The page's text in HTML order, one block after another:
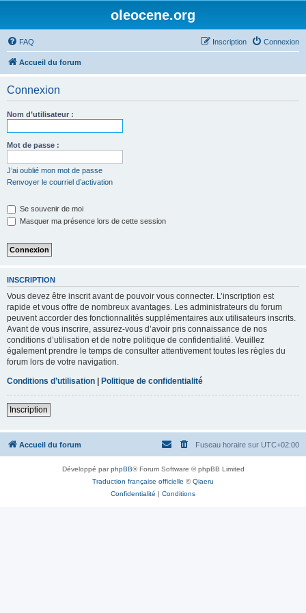
oleocene.org
FAQ Connexion
Inscription
Accueil du forum
Connexion
Nom d’utilisateur :
Mot de passe :
J’ai oublié mon mot de passe
Renvoyer le courriel d’activation
Se souvenir de moi
Masquer ma présence lors de cette session
INSCRIPTION
Vous devez être inscrit avant de pouvoir vous connecter. L’inscription est
rapide et vous offre de nombreux avantages. Les administrateurs du forum
peuvent accorder des fonctionnalités supplémentaires aux utilisateurs inscrits.
Avant de vous inscrire, assurez-vous d’avoir pris connaissance de nos
conditions d’utilisation et de notre politique de confidentialité. Veuillez
également prendre le temps de consulter attentivement toutes les règles du
forum lors de votre navigation.
Conditions d’utilisation | Politique de confidentialité
Inscription
Accueil du forum Fuseau horaire sur UTC+02:00
Développé parphpBB® Forum Software © phpBB Limited
Traduction française officielle ©Qiaeru
Confidentialité | Conditions